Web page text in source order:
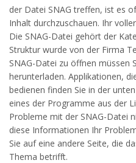
der Datei SNAG treffen, ist es
Inhalt durchzuschauen. Ihr
Die SNAG-Datei gehört der
Struktur wurde von der Firma
SNAG-Datei zu öffnen müssen
herunterladen. Applikationen,
bedienen finden Sie in der
eines der Programme aus der
Probleme mit der SNAG-Datei
diese Informationen Ihr
Sie auf eine andere Seite, die
Thema betrifft.